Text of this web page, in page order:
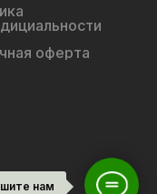
нам
оферта